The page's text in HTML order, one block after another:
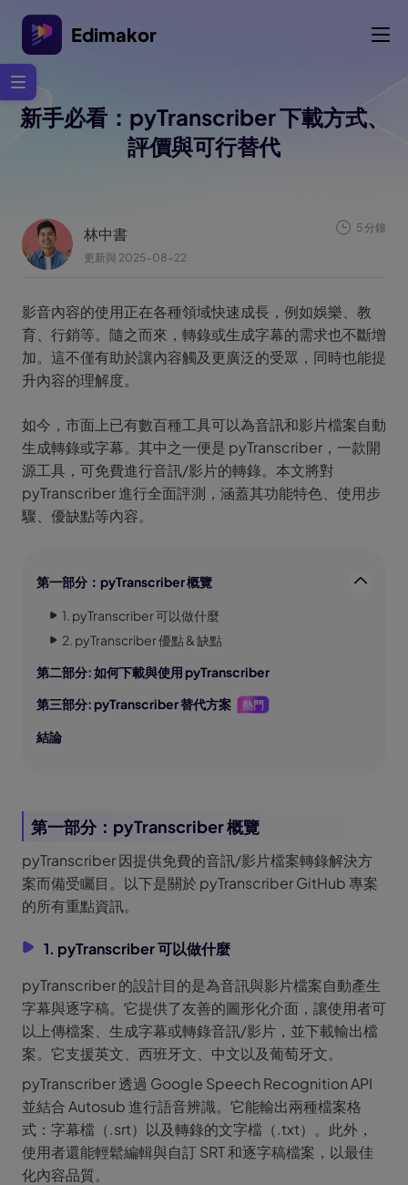
Edimakor
新手必看：pyTranscriber 下載方式、
評價與可行替代
林中書
更新與 2025-08-22
5 分鐘
影音內容的使用正在各種領域快速成長，例如娛樂、教
育、行銷等。隨之而來，轉錄或生成字幕的需求也不斷增
加。這不僅有助於讓內容觸及更廣泛的受眾，同時也能提
升內容的理解度。
如今，市面上已有數百種工具可以為音訊和影片檔案自動
生成轉錄或字幕。其中之一便是 pyTranscriber，一款開
源工具，可免費進行音訊/影片的轉錄。本文將對
pyTranscriber 進行全面評測，涵蓋其功能特色、使用步
驟、優缺點等內容。
第一部分：pyTranscriber 概覽
1. pyTranscriber 可以做什麼
2. pyTranscriber 優點 & 缺點
第二部分: 如何下載與使用 pyTranscriber
第三部分: pyTranscriber 替代方案
熱門
結論
第一部分：pyTranscriber 概覽
pyTranscriber 因提供免費的音訊/影片檔案轉錄解決方
案而備受矚目。以下是關於 pyTranscriber GitHub 專案
的所有重點資訊。
1. pyTranscriber 可以做什麼
pyTranscriber 的設計目的是為音訊與影片檔案自動產生
字幕與逐字稿。它提供了友善的圖形化介面，讓使用者可
以上傳檔案、生成字幕或轉錄音訊/影片，並下載輸出檔
案。它支援英文、西班牙文、中文以及葡萄牙文。
pyTranscriber 透過 Google Speech Recognition API
並結合 Autosub 進行語音辨識。它能輸出兩種檔案格
式：字幕檔（.srt）以及轉錄的文字檔（.txt）。此外，
使用者還能輕鬆編輯與自訂 SRT 和逐字稿檔案，以最佳
化內容品質。